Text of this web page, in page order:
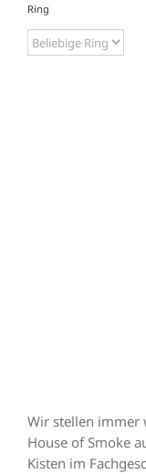
Ring
Wir stellen immer
House of Smoke
Kisten im